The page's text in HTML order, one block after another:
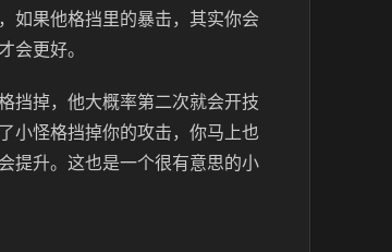
如果他格挡里的暴击，其实你会
会更好。
挡掉，他大概率第二次就会开技
小怪格挡掉你的攻击，你马上也
提升。这也是一个很有意思的小